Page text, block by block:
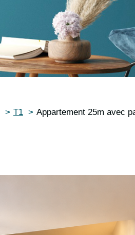
T1 Appartement 25m avec